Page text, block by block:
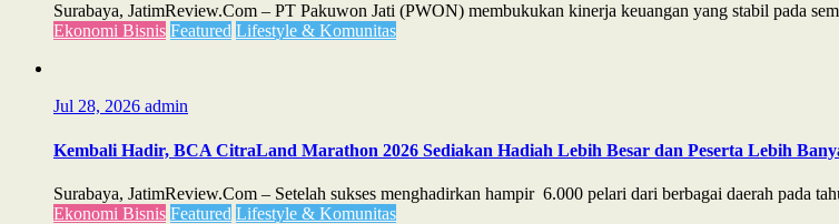
Surabaya, JatimReview.Com – PT Pakuwon Jati (PWON) membukukan kinerja keuangan yang stabil pada
Ekonomi Bisnis Featured Lifestyle & Komunitas
Jul 28, 2026 admin
Kembali Hadir, BCA CitraLand Marathon 2026 Sediakan Hadiah Lebih Besar dan Peserta Lebih
Surabaya, JatimReview.Com – Setelah sukses menghadirkan hampir 6.000 pelari dari berbagai daerah pada
Ekonomi Bisnis Featured Lifestyle & Komunitas